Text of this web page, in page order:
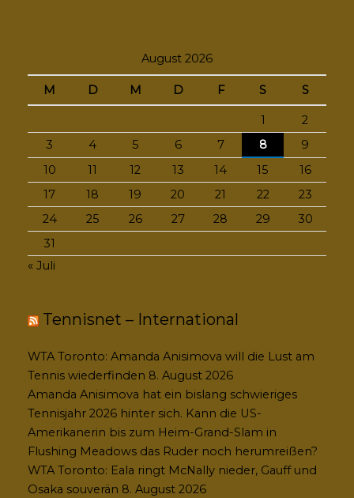
August 2026
M D M D F S S
1
2
3
4 5 6 7 8
9
10
11 12 13 14 15
16
17
18 19 20 21 22
23
24
25 26 27 28 29
30
31
« Juli
Tennisnet – International
WTA Toronto: Amanda Anisimova will die Lust am
Tennis wiederfinden 8. August 2026
Amanda Anisimova hat ein bislang schwieriges
Tennisjahr 2026 hinter sich. Kann die US-
Amerikanerin bis zum Heim-Grand-Slam in
Flushing Meadows das Ruder noch herumreißen?
WTA Toronto: Eala ringt McNally nieder, Gauff und
Osaka souverän 8. August 2026